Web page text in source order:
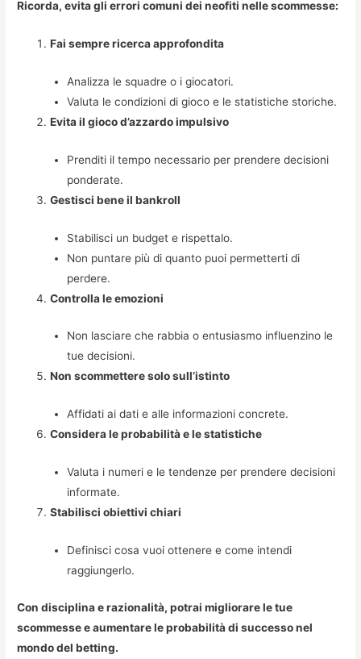
Ricorda, evita gli errori comuni dei neofiti nelle scommesse:
Fai sempre ricerca approfondita
Analizza le squadre o i giocatori.
Valuta le condizioni di gioco e le statistiche storiche.
Evita il gioco d’azzardo impulsivo
Prenditi il tempo necessario per prendere decisioni
ponderate.
Gestisci bene il bankroll
Stabilisci un budget e rispettalo.
Non puntare più di quanto puoi permetterti di
perdere.
Controlla le emozioni
Non lasciare che rabbia o entusiasmo influenzino le
tue decisioni.
Non scommettere solo sull’istinto
Affidati ai dati e alle informazioni concrete.
Considera le probabilità e le statistiche
Valuta i numeri e le tendenze per prendere decisioni
informate.
Stabilisci obiettivi chiari
Definisci cosa vuoi ottenere e come intendi
raggiungerlo.
Con disciplina e razionalità, potrai migliorare le tue
scommesse e aumentare le probabilità di successo nel
mondo del betting.